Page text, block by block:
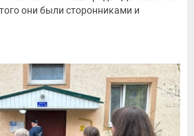
они были сторонниками и